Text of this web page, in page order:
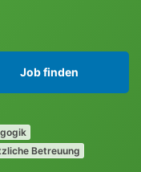
verwenden
Job finden
Betreuung